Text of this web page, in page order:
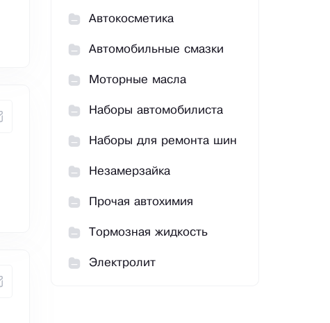
Автокосметика
Автомобильные смазки
Моторные масла
Наборы автомобилиста
Наборы для ремонта шин
Незамерзайка
Прочая автохимия
Тормозная жидкость
Электролит